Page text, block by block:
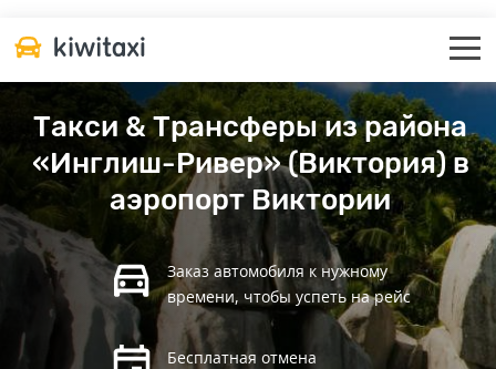
Такси & Трансферы из района
«Инглиш-Ривер» (Виктория) в
аэропорт Виктории
Заказ автомобиля к нужному
времени, чтобы успеть на рейс
Бесплатная отмена